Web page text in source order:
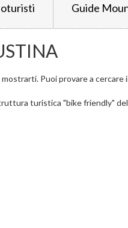
Guide
Puoi provare a cercare
turistica "bike friendly"